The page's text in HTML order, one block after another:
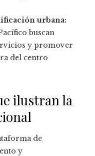
urbana:
buscan
y promover
del centro
ilustran la
de
y